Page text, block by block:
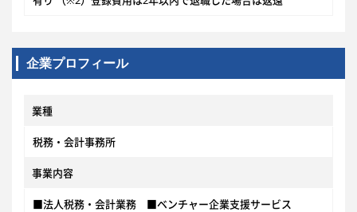
企業プロフィール
業種
税務・会計事務所
事業内容
■法人税務・会計業務 ■ベンチャー企業支援サービス